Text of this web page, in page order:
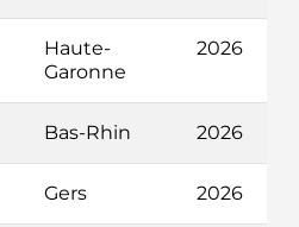
Haute-
Garonne
2026
Bas-Rhin 2026
Gers 2026